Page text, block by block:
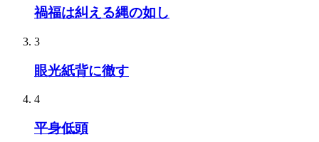
禍福は糾える縄の如し
3
眼光紙背に徹す
4
平身低頭